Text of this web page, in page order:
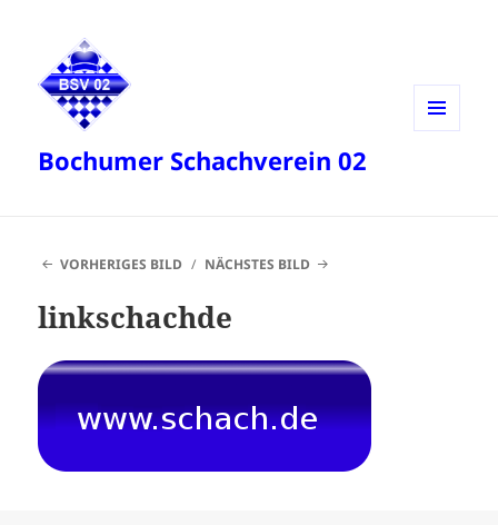
Bochumer Schachverein 02
VORHERIGES BILD NÄCHSTES BILD
linkschachde